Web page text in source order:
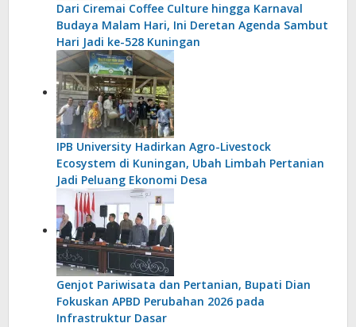
Dari Ciremai Coffee Culture hingga Karnaval
Budaya Malam Hari, Ini Deretan Agenda Sambut
Hari Jadi ke-528 Kuningan
IPB University Hadirkan Agro-Livestock
Ecosystem di Kuningan, Ubah Limbah Pertanian
Jadi Peluang Ekonomi Desa
Genjot Pariwisata dan Pertanian, Bupati Dian
Fokuskan APBD Perubahan 2026 pada
Infrastruktur Dasar